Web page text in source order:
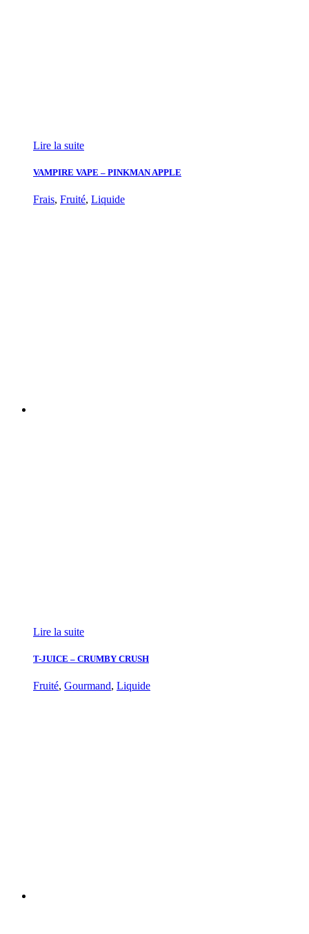
Lire la suite
VAMPIRE VAPE – PINKMAN APPLE
Frais, Fruité, Liquide
Lire la suite
T-JUICE – CRUMBY CRUSH
Fruité, Gourmand, Liquide